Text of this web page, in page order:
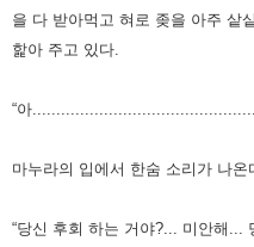
을 다 받아먹고 혀로 좆을 아주 샅
핥아 주고 있다.
“아
마누라의 입에서 한숨 소리가 나온
“당신 후회 하는 거야?... 미안해...